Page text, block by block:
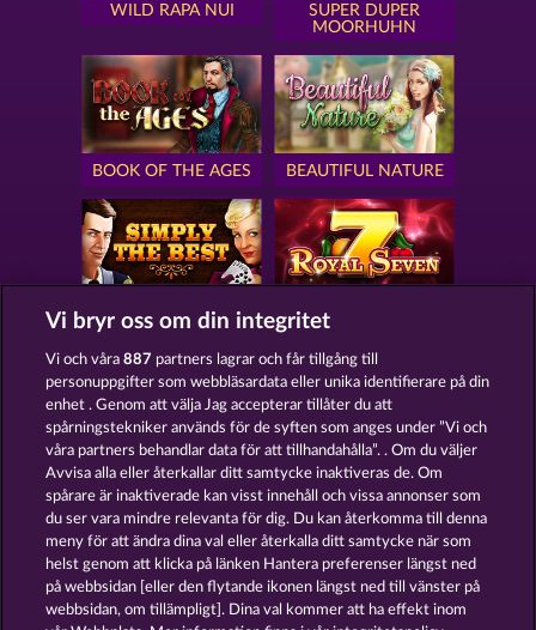
WILD RAPA NUI
SUPER DUPER
MOORHUHN
BOOK OF THE AGES BEAUTIFUL NATURE
SIMPLY THE BEST ROYAL SEVEN
GOLDEN EI OF
MOORHUHN
FOREVER
DIAMONDS
Visa alla spel
Användarvillkor Sekretesspolicy Avtryck
Vi bryr oss om din integritet
Vi och våra887 partners lagrar och får tillgång till
personuppgifter som webbläsardata eller unika identifierare på din
enhet . Genom att välja Jag accepterar tillåter du att
spårningstekniker används för de syften som anges under ”Vi och
våra partners behandlar data för att tillhandahålla”. . Om du väljer
Avvisa alla eller återkallar ditt samtycke inaktiveras de. Om
spårare är inaktiverade kan visst innehåll och vissa annonser som
du ser vara mindre relevanta för dig. Du kan återkomma till denna
meny för att ändra dina val eller återkalla ditt samtycke när som
helst genom att klicka på länken Hantera preferenser längst ned
på webbsidan [eller den flytande ikonen längst ned till vänster på
webbsidan, om tillämpligt]. Dina val kommer att ha effekt inom